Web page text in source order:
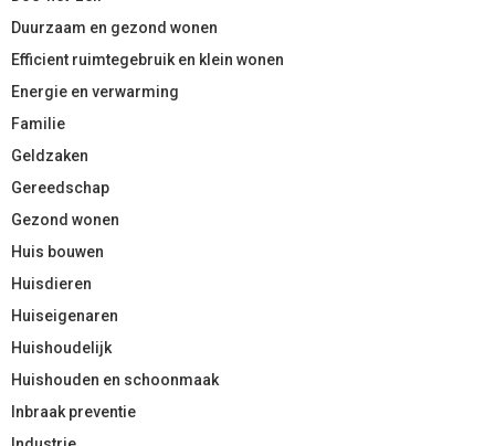
Duurzaam en gezond wonen
Efficient ruimtegebruik en klein wonen
Energie en verwarming
Familie
Geldzaken
Gereedschap
Gezond wonen
Huis bouwen
Huisdieren
Huiseigenaren
Huishoudelijk
Huishouden en schoonmaak
Inbraak preventie